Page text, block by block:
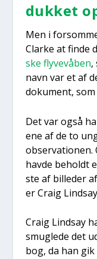
duk­ket
Men i
Clar­ke at fin­de
ske fly­ve­vå­ben,
navn var et af
doku­ment,
Det var også
ene af de to
obser­va­tio­nen.
hav­de beholdt
ste af bil­le­der
er Craig
Craig Lindsay
smug­le­de det
bog, da han gik